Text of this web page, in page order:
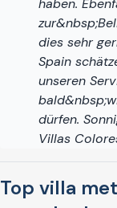
des heures
température
Celsius. La région
subtropicales de
pommes à la
unique basée sur
Il existe
journée à
haben.
dies sehr
Spain
unseren
dürfen.
Villas
Top villa